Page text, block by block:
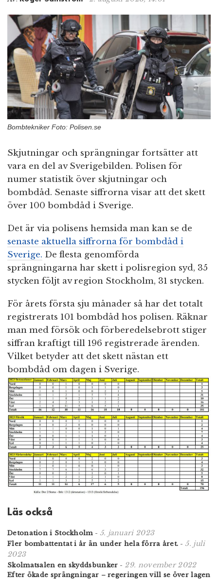
Bombtekniker Foto: Polisen.se
Skjutningar och sprängningar fortsätter att
vara en del av Sverigebilden. Polisen för
numer statistik över skjutningar och
bombdåd. Senaste siffrorna visar att det skett
över 100 bombdåd i Sverige.
Det är via polisens hemsida man kan se de
senaste aktuella siffrorna för bombdåd i
Sverige. De flesta genomförda
sprängningarna har skett i polisregion syd, 35
stycken följt av region Stockholm, 31 stycken.
För årets första sju månader så har det totalt
registrerats 101 bombdåd hos polisen. Räknar
man med försök och förberedelsebrott stiger
siffran kraftigt till 196 registrerade ärenden.
Vilket betyder att det skett nästan ett
bombdåd om dagen i Sverige.
Läs också
Detonation i Stockholm- 5. januari 2023
Fler bombattentat i år än under hela förra året. -5. juli
2023
Skolmatsalen en skyddsbunker - 29. november 2022
Efter ökade sprängningar – regeringen vill se över lagen